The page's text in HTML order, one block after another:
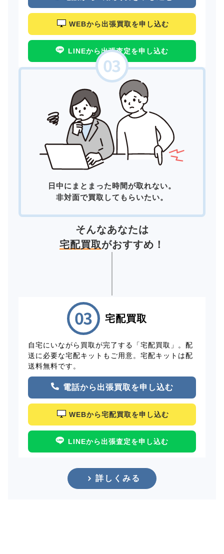
WEBから出張買取を申し込む
LINEから出張査定を申し込む
日中にまとまった時間が取れない。
非対面で買取してもらいたい。
そんなあなたは
宅配買取がおすすめ！
宅配買取
自宅にいながら買取が完了する「宅配買取」。配
送に必要な宅配キットもご用意。宅配キットは配
送料無料です。
電話から出張買取を申し込む
WEBから宅配買取を申し込む
LINEから出張査定を申し込む
詳しくみる